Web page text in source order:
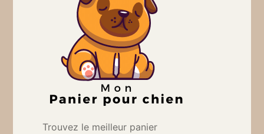
Trouvez le meilleur panier